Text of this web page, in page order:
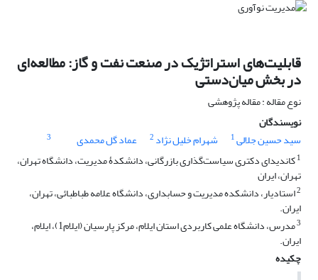
قابلیت‌های استراتژیک در صنعت نفت و گاز: مطالعه‌ای
در بخش میان‌دستی
نوع مقاله : مقاله پژوهشی
نویسندگان
سید حسین جلالی1 شهرام خلیل نژاد 2 عماد گل محمدی
3
1کاندیدای دکتری سیاست‌گذاری بازرگانی، دانشکدۀ مدیریت، دانشگاه تهران،
تهران، ایران
2استادیار، دانشکده مدیریت و حسابداری، دانشگاه علامه طباطبائی، تهران،
ایران.
3 مدرس، دانشگاه علمی کاربردی استان ایلام، مرکز پارسیان (ایلام1)، ایلام،
ایران.
چکیده